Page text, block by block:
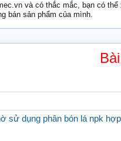
và có thắc mắc, bạn có
bán sản phẩm của mình.
sử dụng phân bón lá npk